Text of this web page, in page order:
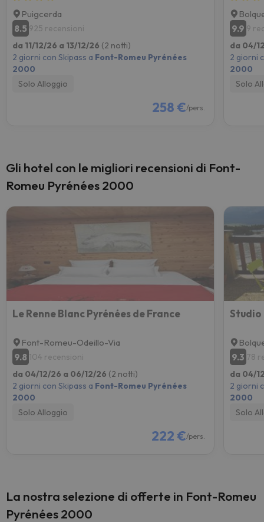
Puigcerda
8.5 925 recensioni
da 11/12/26 a 13/12/26 (2 notti)
2 giorni con Skipass a Font-Romeu Pyrénées
2000
Solo Alloggio
258 €/pers.
9.9 9
da 04/
2 giorni
2000
Solo
Gli hotel con le migliori recensioni di Font-
Romeu Pyrénées 2000
Le Renne Blanc Pyrénées de France
Font-Romeu-Odeillo-Via
9.8 104 recensioni
da 04/12/26 a 06/12/26 (2 notti)
2 giorni con Skipass a Font-Romeu Pyrénées
2000
Solo Alloggio
222 €/pers.
9.3 78
da 04/
2 giorni
2000
Solo
La nostra selezione di offerte in Font-Romeu
Pyrénées 2000